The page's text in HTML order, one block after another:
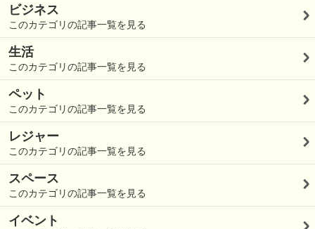
ビジネス
このカテゴリの記事一覧を見る
生活
このカテゴリの記事一覧を見る
ペット
このカテゴリの記事一覧を見る
レジャー
このカテゴリの記事一覧を見る
スペース
このカテゴリの記事一覧を見る
イベント